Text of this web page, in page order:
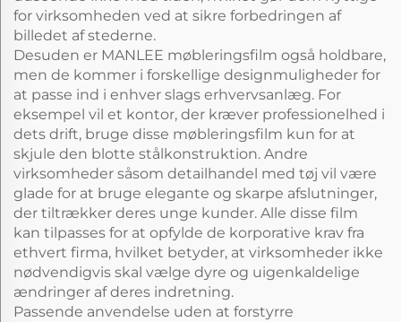
for virksomheden ved at sikre forbedringen af
billedet af stederne.
Desuden er MANLEE møbleringsfilm også holdbare,
men de kommer i forskellige designmuligheder for
at passe ind i enhver slags erhvervsanlæg. For
eksempel vil et kontor, der kræver professionelhed i
dets drift, bruge disse møbleringsfilm kun for at
skjule den blotte stålkonstruktion. Andre
virksomheder såsom detailhandel med tøj vil være
glade for at bruge elegante og skarpe afslutninger,
der tiltrækker deres unge kunder. Alle disse film
kan tilpasses for at opfylde de korporative krav fra
ethvert firma, hvilket betyder, at virksomheder ikke
nødvendigvis skal vælge dyre og uigenkaldelige
ændringer af deres indretning.
Passende anvendelse uden at forstyrre